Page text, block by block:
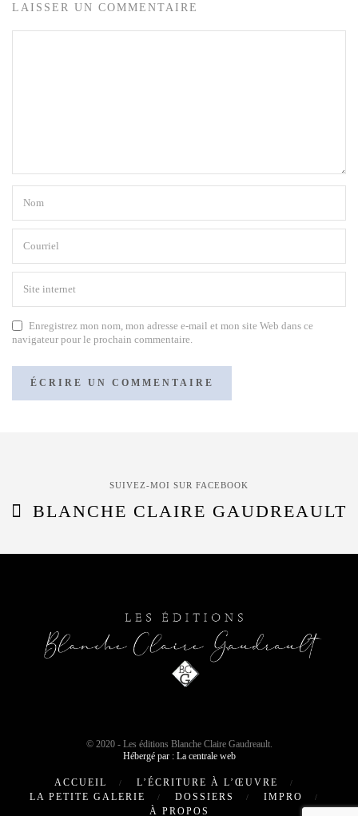
LAISSER UN COMMENTAIRE
Enregistrez mon nom, mon adresse e-mail et mon site Web dans ce
navigateur pour le prochain commentaire.
SUIVEZ-MOI SUR FACEBOOK
BLANCHE CLAIRE GAUDREAULT
© 2020 - Les éditions Blanche Claire Gaudreault.
Hébergé par : La centrale web
ACCUEIL
L’ÉCRITURE À L’ŒUVRE
LA PETITE GALERIE
DOSSIERS
IMPRO
À PROPOS